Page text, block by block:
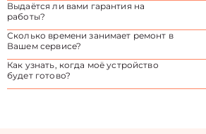
Выдаётся ли вами гарантия на
работы?
Сколько времени занимает ремонт в
Вашем сервисе?
Как узнать, когда моё устройство
будет готово?